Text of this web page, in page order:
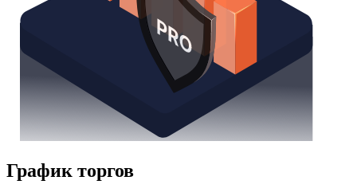
График торгов